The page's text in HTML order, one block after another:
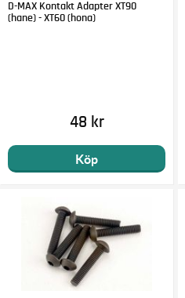
D-MAX Kontakt Adapter XT90
(hane) - XT60 (hona)
48 kr
Köp